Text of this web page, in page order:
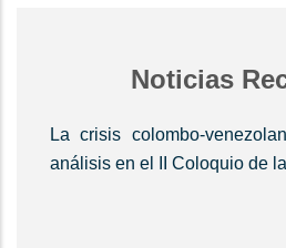
Noticias
La crisis colombo-
análisis en el II Coloquio de